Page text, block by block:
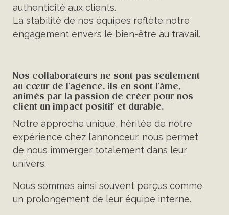
authenticité aux clients.
La stabilité de nos équipes reflète notre
engagement envers le bien-être au travail.
Nos collaborateurs ne sont pas seulement
au cœur de l'agence, ils en sont l'âme,
animés par la passion de créer pour nos
client un impact positif et durable.
Notre approche unique, héritée de notre
expérience chez l’annonceur, nous permet
de nous immerger totalement dans leur
univers.
Nous sommes ainsi souvent perçus comme
un prolongement de leur équipe interne.